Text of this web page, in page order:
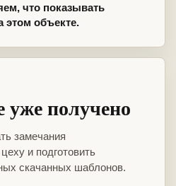
что показывать
этом объекте.
уже получено
замечания
и подготовить
скачанных шаблонов.